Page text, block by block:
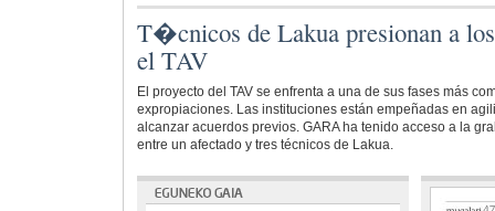
T�cnicos de Lakua presionan a
el TAV
El proyecto del TAV se enfrenta a una de sus fases más
expropiaciones. Las instituciones están empeñadas en
alcanzar acuerdos previos. GARA ha tenido acceso a la
entre un afectado y tres técnicos de Lakua.